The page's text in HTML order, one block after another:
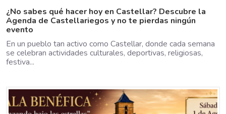
¿No sabes qué hacer hoy en Castellar? Descubre la
Agenda de Castellariegos y no te pierdas ningún
evento
En un pueblo tan activo como Castellar, donde cada semana
se celebran actividades culturales, deportivas, religiosas,
festiva...